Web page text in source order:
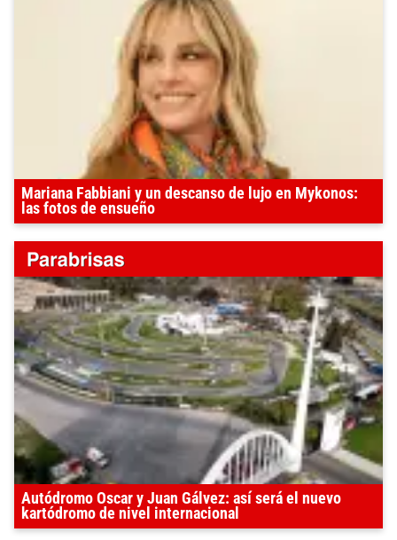
Mariana Fabbiani y un descanso de lujo en Mykonos:
las fotos de ensueño
Autódromo Oscar y Juan Gálvez: así será el nuevo
kartódromo de nivel internacional